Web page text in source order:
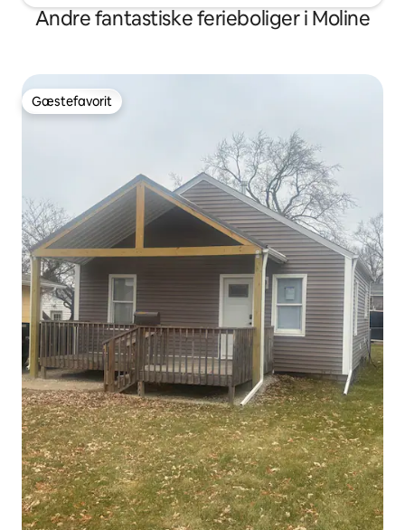
Andre fantastiske ferieboliger i Moline
Gæstefavorit
Gæstefavorit